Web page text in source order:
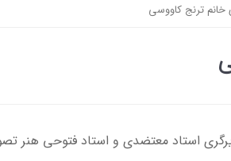
خانم ترنج کاووسی
اساتید بزرگ تصویرگری استاد معتضدی و استاد